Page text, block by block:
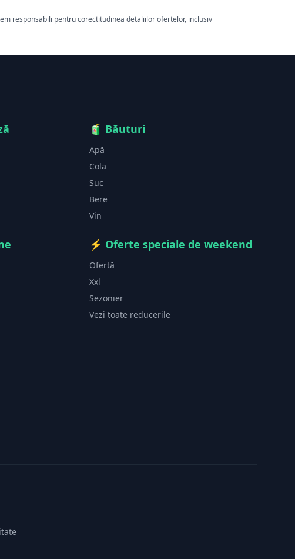
responsabili pentru corectitudinea detaliilor ofertelor, inclusiv
🧃 Băuturi
Apă
Cola
Suc
Bere
Vin
⚡ Oferte speciale de weekend
Ofertă
Xxl
Sezonier
Vezi toate reducerile